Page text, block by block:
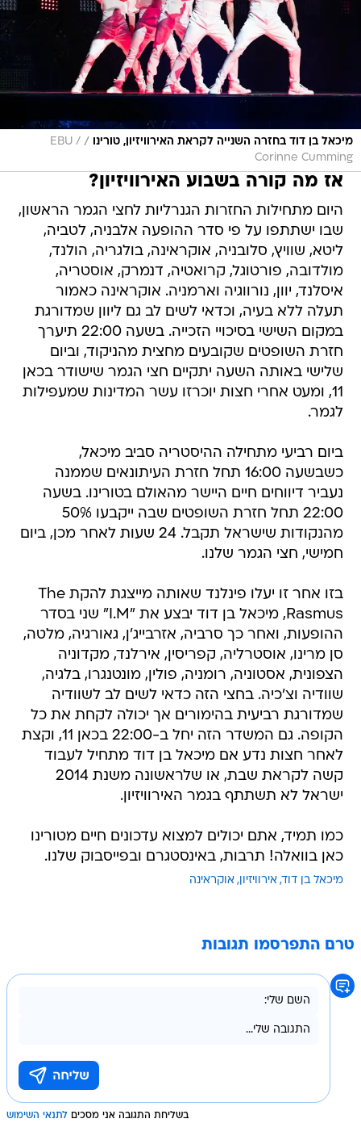
מיכאל בן דוד בחזרה השנייה לקראת האירוויזיון, טורינו /
EBU /
Corinne Cumming
אז מה קורה בשבוע האירוויזיון?
היום מתחילות החזרות הגנרליות לחצי הגמר הראשון,
שבו ישתתפו על פי סדר ההופעה אלבניה, לטביה,
ליטא, שוויץ, סלובניה, אוקראינה, בולגריה, הולנד,
מולדובה, פורטוגל, קרואטיה, דנמרק, אוסטריה,
איסלנד, יוון, נורווגיה וארמניה. אוקראינה כאמור
תעלה ללא בעיה, וכדאי לשים לב גם ליוון שמדורגת
במקום השישי בסיכויי הזכייה. בשעה 22:00 תיערך
חזרת השופטים שקובעים מחצית מהניקוד, וביום
שלישי באותה השעה יתקיים חצי הגמר שישודר בכאן
11, ומעט אחרי חצות יוכרזו עשר המדינות שמעפילות
לגמר.
ביום רביעי מתחילה ההיסטריה סביב מיכאל,
כשבשעה 16:00 תחל חזרת העיתונאים שממנה
נעביר דיווחים חיים היישר מהאולם בטורינו. בשעה
22:00 תחל חזרת השופטים שבה ייקבעו 50%
מהנקודות שישראל תקבל. 24 שעות לאחר מכן, ביום
חמישי, חצי הגמר שלנו.
בזו אחר זו יעלו פינלנד שאותה מייצגת להקת The
Rasmus, מיכאל בן דוד יבצע את "I.M" שני בסדר
ההופעות, ואחר כך סרביה, אזרבייג'ן, גאורגיה, מלטה,
סן מרינו, אוסטרליה, קפריסין, אירלנד, מקדוניה
הצפונית, אסטוניה, רומניה, פולין, מונטנגרו, בלגיה,
שוודיה וצ'כיה. בחצי הזה כדאי לשים לב לשוודיה
שמדורגת רביעית בהימורים אך יכולה לקחת את כל
הקופה. גם המשדר הזה יחל ב-22:00 בכאן 11, וקצת
לאחר חצות נדע אם מיכאל בן דוד מתחיל לעבוד
קשה לקראת שבת, או שלראשונה משנת 2014
ישראל לא תשתתף בגמר האירוויזיון.
כמו תמיד, אתם יכולים למצוא עדכונים חיים מטורינו
כאן בוואלה! תרבות, באינסטגרם ובפייסבוק שלנו.
מיכאל בן דוד אירוויזיון אוקראינה
טרם התפרסמו תגובות
בשליחת התגובה אני מסכים לתנאי השימוש